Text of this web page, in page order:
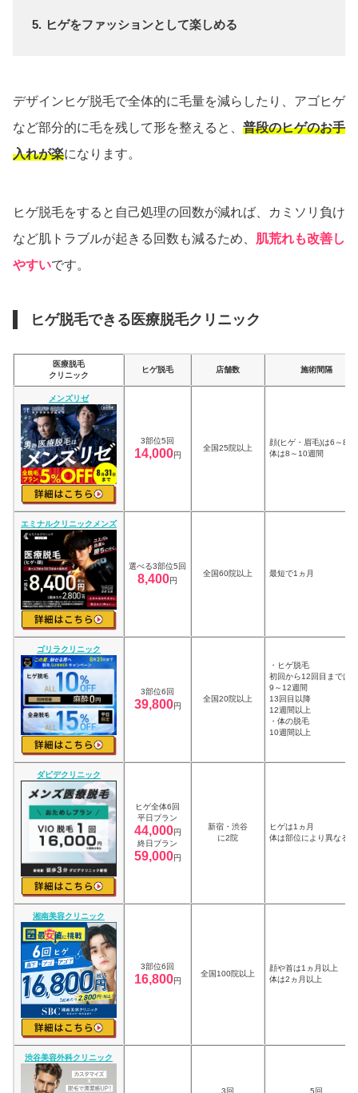
ヒゲをファッションとして楽しめる
デザインヒゲ脱毛で全体的に毛量を減らしたり、アゴヒゲ
など部分的に毛を残して形を整えると、 普段のヒゲのお手
入れが楽になります。
ヒゲ脱毛をすると自己処理の回数が減れば、カミソリ負け
など肌トラブルが起きる回数も減るため、 肌荒れも改善し
やすいです。
ヒゲ脱毛できる医療脱毛クリニック
医療脱毛
クリニック
ヒゲ脱毛 店舗数 施術間隔
メンズリゼ
3部位5回
14,000円
全国25院以上
顔(ヒゲ・眉毛)は6～8週
体は8～10週間
エミナルクリニックメンズ
選べる3部位5回
8,400円
全国60院以上 最短で1ヵ月
ゴリラクリニック
3部位6回
39,800円
全国20院以上
・ヒゲ脱毛
初回から12回目までは
9～12週間
13回目以降
12週間以上
・体の脱毛
10週間以上
ダビデクリニック
ヒゲ全体6回
平日プラン
44,000円
終日プラン
59,000円
新宿・渋谷
に2院
ヒゲは1ヵ月
体は部位により異なる
湘南美容クリニック
3部位6回
16,800円
全国100院以上
顔や首は1ヵ月以上
体は2ヵ月以上
渋谷美容外科クリニック